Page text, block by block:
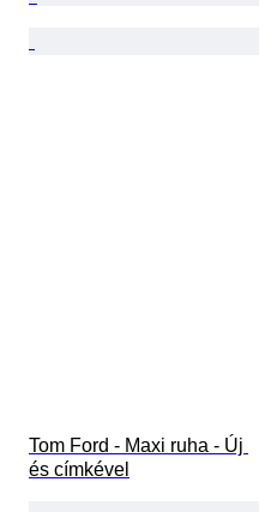
Tom Ford - Maxi ruha - Új
és címkével